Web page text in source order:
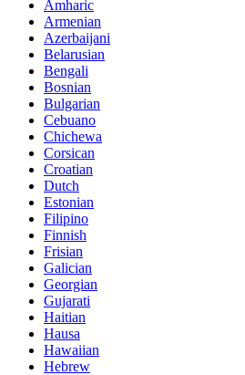
Amharic
Armenian
Azerbaijani
Belarusian
Bengali
Bosnian
Bulgarian
Cebuano
Chichewa
Corsican
Croatian
Dutch
Estonian
Filipino
Finnish
Frisian
Galician
Georgian
Gujarati
Haitian
Hausa
Hawaiian
Hebrew